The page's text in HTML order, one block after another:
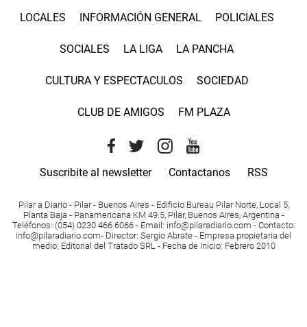
LOCALES INFORMACIÓN GENERAL POLICIALES
SOCIALES LA LIGA LA PANCHA
CULTURA Y ESPECTACULOS SOCIEDAD
CLUB DE AMIGOS FM PLAZA
Suscribite al newsletter Contactanos RSS
Pilar a Diario - Pilar - Buenos Aires - Edificio Bureau Pilar Norte, Local 5,
Planta Baja - Panamericana KM 49.5, Pilar, Buenos Aires, Argentina -
Teléfonos: (054) 0230 466 6066 - Email : info@pilaradiario.com - Contacto:
info@pilaradiario.com- Director: Sergio Abrate - Empresa propietaria del
medio: Editorial del Tratado SRL - Fecha de Inicio: Febrero 2010